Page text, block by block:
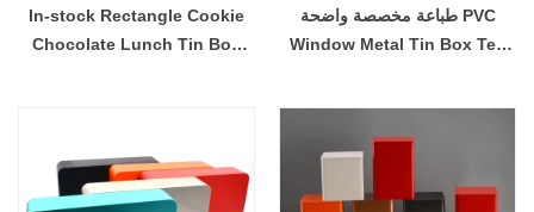
In-stock Rectangle Cookie
Chocolate Lunch Tin Box
COPY - 1iji9m
طباعة مخصصة واضحة PVC
Window Metal Tin Box Tea